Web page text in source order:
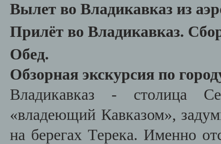
Вылет во Владикавказ из
Прилёт во Владикавказ.
Обед.
Обзорная экскурсия по
Владикавказ - столица
«владеющий Кавказом»,
на берегах Терека. Именно